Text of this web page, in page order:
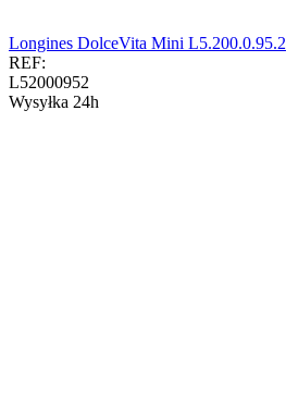
Longines DolceVita Mini L5.200.0.95.2
REF:
L52000952
Wysyłka 24h